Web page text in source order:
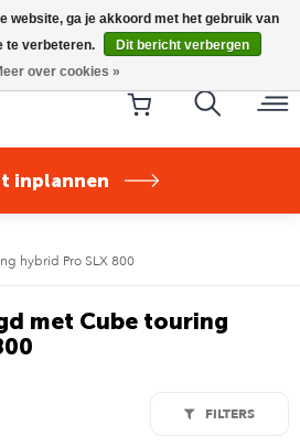
Silent Core nu direct uit voorraad
leverbaar!
inplannen
hybrid Pro SLX 800
met Cube touring
FILTERS
website, ga je akkoord met het gebruik van
te verbeteren.
Dit bericht verbergen
over cookies »